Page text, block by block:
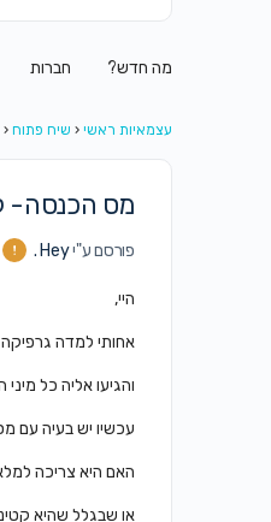
מה חדש? חברות
עצמאיות ראשי ‹ שיח פתוח ‹
מס הכנסה-
פורסם ע"יHey .
היי,
אחותי למדה גרפיקה
והגיעו אליה כל
עכשיו יש בעיה עם
האם היא צריכה
או שבגלל שהיא